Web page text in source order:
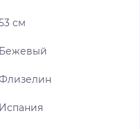
см
Бежевый
Испания